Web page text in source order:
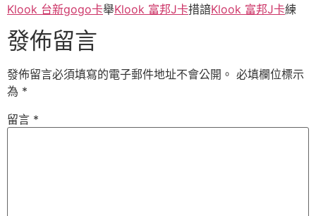
Klook 台新gogo卡舉Klook 富邦J卡措諳Klook 富邦J卡練
發佈留言
發佈留言必須填寫的電子郵件地址不會公開。 必填欄位標示
為 *
留言 *